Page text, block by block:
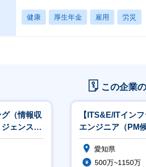
健康 厚生年金 雇用 労災
この企業
（情報収
ェンス）
【ITS&E/ITイン
エンジニア（PM
古屋）
愛知県
500万~1150万